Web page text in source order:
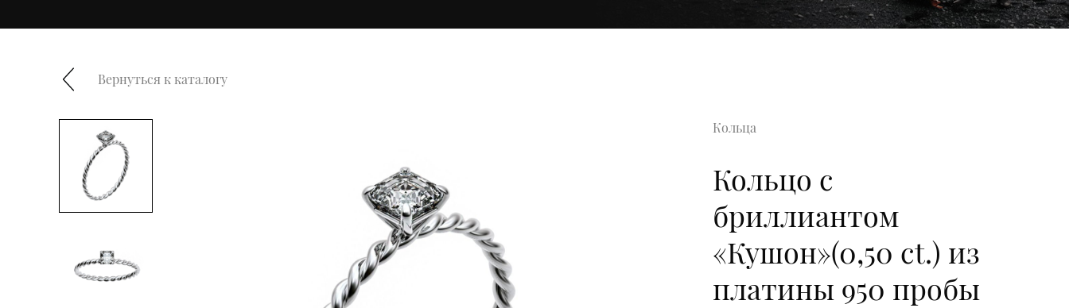
Вернуться к каталогу
Кольца
Кольцо с
бриллиантом
«Кушон»(0,50 ct.) из
платины 950 пробы